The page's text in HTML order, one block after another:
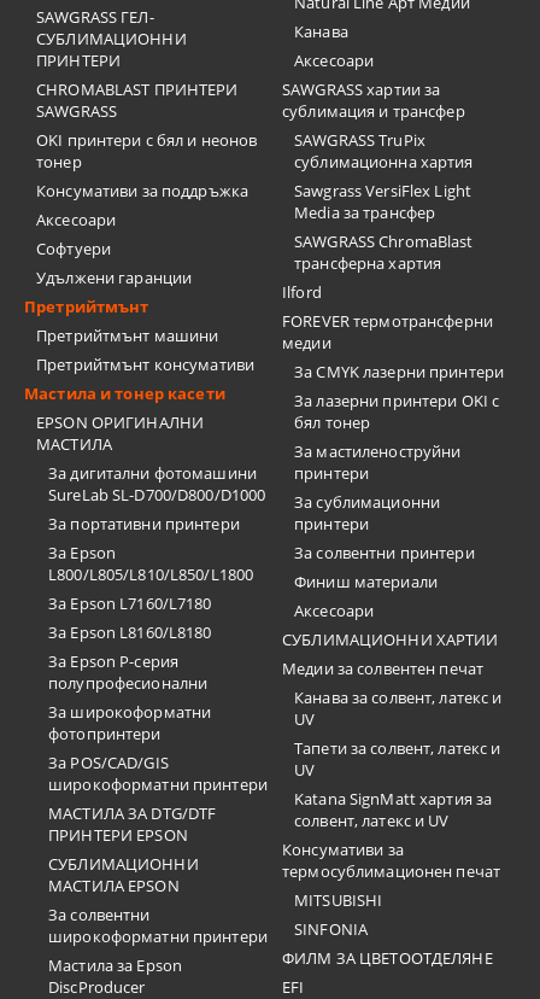
SAWGRASS ГЕЛ-
СУБЛИМАЦИОННИ
ПРИНТЕРИ
CHROMABLAST ПРИНТЕРИ
SAWGRASS
OKI принтери с бял и неонов
тонер
Консумативи за поддръжка
Аксесоари
Софтуери
Удължени гаранции
Претрийтмънт
Претрийтмънт машини
Претрийтмънт консумативи
Мастила и тонер касети
EPSON ОРИГИНАЛНИ
МАСТИЛА
За дигитални фотомашини
SureLab SL-D700/D800/D1000
За портативни принтери
За Epson
L800/L805/L810/L850/L1800
За Epson L7160/L7180
За Epson L8160/L8180
За Epson P-серия
полупрофесионални
За широкоформатни
фотопринтери
За POS/CAD/GIS
широкоформатни принтери
МАСТИЛА ЗА DTG/DTF
ПРИНТЕРИ EPSON
СУБЛИМАЦИОННИ
МАСТИЛА EPSON
За солвентни
широкоформатни принтери
Мастила за Epson
DiscProducer
Канава
Аксесоари
SAWGRASS хартии за
сублимация и трансфер
SAWGRASS TruPix
сублимационна хартия
Sawgrass VersiFlex Light
Media за трансфер
SAWGRASS ChromaBlast
трансферна хартия
Ilford
FOREVER термотрансферни
медии
За CMYK лазерни принтери
За лазерни принтери OKI с
бял тонер
За мастиленоструйни
принтери
За сублимационни
принтери
За солвентни принтери
Финиш материали
Аксесоари
СУБЛИМАЦИОННИ ХАРТИИ
Медии за солвентен печат
Канава за солвент, латекс и
UV
Тапети за солвент, латекс и
UV
Katana SignMatt хартия за
солвент, латекс и UV
Консумативи за
термосублимационен печат
MITSUBISHI
SINFONIA
ФИЛМ ЗА ЦВЕТООТДЕЛЯНЕ
EFI